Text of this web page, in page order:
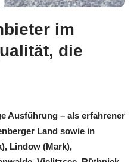
im
die
Ausführung – als erfahrener
Land sowie in
Lindow (Mark),